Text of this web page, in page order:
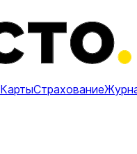
КартыСтрахование